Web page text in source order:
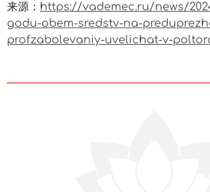
来源： https://vademec.ru/news/
godu-obem-sredstv-na-
profzabolevaniy-uvelichat-v-